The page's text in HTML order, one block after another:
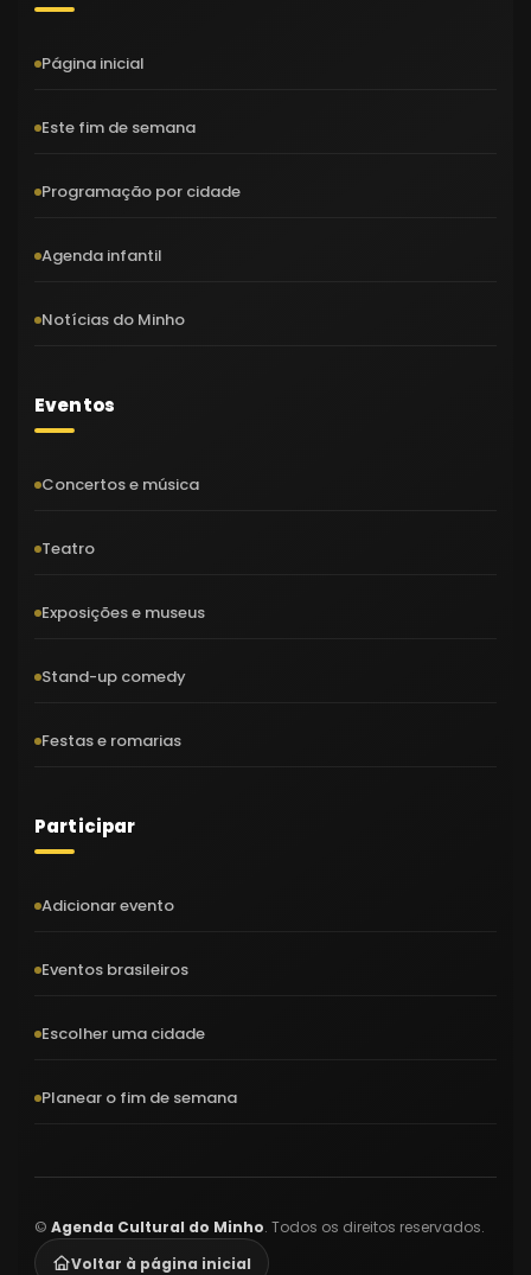
Página inicial
Este fim de semana
Programação por cidade
Agenda infantil
Notícias do Minho
Eventos
Concertos e música
Teatro
Exposições e museus
Stand-up comedy
Festas e romarias
Participar
Adicionar evento
Eventos brasileiros
Escolher uma cidade
Planear o fim de semana
© Agenda Cultural do Minho. Todos os direitos reservados.
Voltar à página inicial